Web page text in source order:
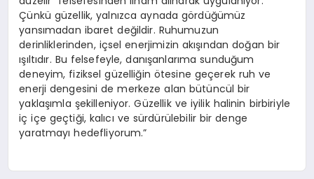
Çünkü güzellik, yalnızca aynada gördüğümüz
yansımadan ibaret değildir. Ruhumuzun
derinliklerinden, içsel enerjimizin akışından doğan bir
ışıltıdır. Bu felsefeyle, danışanlarıma sunduğum
deneyim, fiziksel güzelliğin ötesine geçerek ruh ve
enerji dengesini de merkeze alan bütüncül bir
yaklaşımla şekilleniyor. Güzellik ve iyilik halinin birbiriyle
iç içe geçtiği, kalıcı ve sürdürülebilir bir denge
yaratmayı hedefliyorum.”